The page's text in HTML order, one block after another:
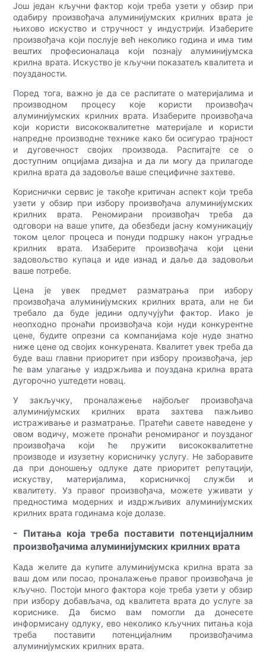
Још један кључни фактор који треба узети у обзир при
одабиру произвођача алуминијумских крилних врата је
њихово искуство и стручност у индустрији. Изаберите
произвођача који послује већ неколико година и има тим
вештих професионалаца који познају алуминијумска
крилна врата. Искуство је кључни показатељ квалитета и
поузданости.
Поред тога, важно је да се распитате о материјалима и
производном процесу које користи произвођач
алуминијумских крилних врата. Изаберите произвођача
који користи висококвалитетне материјале и користи
напредне производне технике како би осигурао трајност
и дуговечност својих производа. Распитајте се о
доступним опцијама дизајна и да ли могу да прилагоде
крилна врата да задовоље ваше специфичне захтеве.
Кориснички сервис је такође критичан аспект који треба
узети у обзир при избору произвођача алуминијумских
крилних врата. Реномирани произвођач треба да
одговори на ваше упите, да обезбеди јасну комуникацију
током целог процеса и понуди подршку након уградње
крилних врата. Изаберите произвођача који цени
задовољство купаца и иде изнад и даље да задовољи
ваше потребе.
Цена је увек предмет разматрања при избору
произвођача алуминијумских крилних врата, али не би
требало да буде једини одлучујући фактор. Иако је
неопходно пронаћи произвођача који нуди конкурентне
цене, будите опрезни са компанијама које нуде знатно
ниже цене од својих конкурената. Квалитет увек треба да
буде ваш главни приоритет при избору произвођача, јер
ће вам улагање у издржљива и поуздана крилна врата
дугорочно уштедети новац.
У закључку, проналажење најбољег произвођача
алуминијумских крилних врата захтева пажљиво
истраживање и разматрање. Пратећи савете наведене у
овом водичу, можете пронаћи реномираног и поузданог
произвођача који ће пружити висококвалитетне
производе и изузетну корисничку услугу. Не заборавите
да при доношењу одлуке дате приоритет репутацији,
искуству, материјалима, корисничкој служби и
квалитету. Уз правог произвођача, можете уживати у
предностима модерних и издржљивих алуминијумских
крилних врата годинама које долазе.
- Питања која треба поставити потенцијалним
произвођачима алуминијумских крилних врата
Када желите да купите алуминијумска крилна врата за
ваш дом или посао, проналажење правог произвођача је
кључно. Постоји много фактора које треба узети у обзир
при избору добављача, од квалитета врата до услуге за
кориснике. Да бисмо вам помогли да донесете
информисану одлуку, ево неколико кључних питања која
треба поставити потенцијалним произвођачима
алуминијумских крилних врата.